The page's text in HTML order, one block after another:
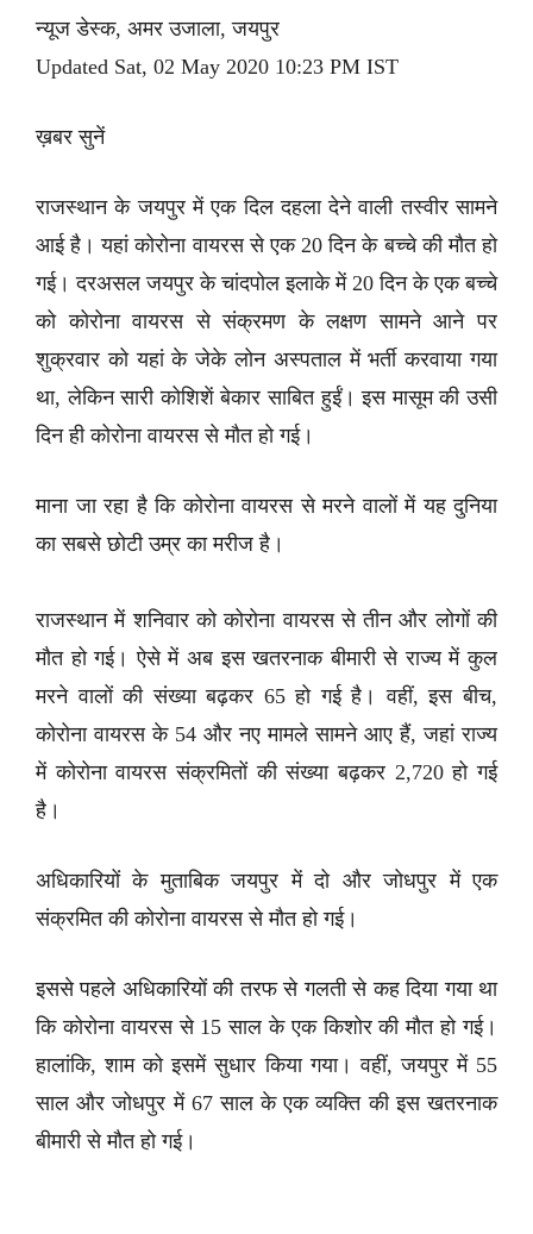
न्यूज डेस्क, अमर उजाला, जयपुर
Updated Sat, 02 May 2020 10:23 PM IST
ख़बर सुनें
राजस्थान के जयपुर में एक दिल दहला देने वाली तस्वीर सामने
आई है। यहां कोरोना वायरस से एक 20 दिन के बच्चे की मौत हो
गई। दरअसल जयपुर के चांदपोल इलाके में 20 दिन के एक बच्चे
को कोरोना वायरस से संक्रमण के लक्षण सामने आने पर
शुक्रवार को यहां के जेके लोन अस्पताल में भर्ती करवाया गया
था, लेकिन सारी कोशिशें बेकार साबित हुईं। इस मासूम की उसी
दिन ही कोरोना वायरस से मौत हो गई।
माना जा रहा है कि कोरोना वायरस से मरने वालों में यह दुनिया
का सबसे छोटी उम्र का मरीज है।
राजस्थान में शनिवार को कोरोना वायरस से तीन और लोगों की
मौत हो गई। ऐसे में अब इस खतरनाक बीमारी से राज्य में कुल
मरने वालों की संख्या बढ़कर 65 हो गई है। वहीं, इस बीच,
कोरोना वायरस के 54 और नए मामले सामने आए हैं, जहां राज्य
में कोरोना वायरस संक्रमितों की संख्या बढ़कर 2,720 हो गई
है।
अधिकारियों के मुताबिक जयपुर में दो और जोधपुर में एक
संक्रमित की कोरोना वायरस से मौत हो गई।
इससे पहले अधिकारियों की तरफ से गलती से कह दिया गया था
कि कोरोना वायरस से 15 साल के एक किशोर की मौत हो गई।
हालांकि, शाम को इसमें सुधार किया गया। वहीं, जयपुर में 55
साल और जोधपुर में 67 साल के एक व्यक्ति की इस खतरनाक
बीमारी से मौत हो गई।